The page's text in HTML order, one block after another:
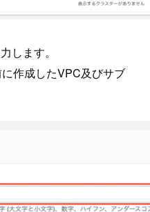
します。
作成したVPC及びサブ